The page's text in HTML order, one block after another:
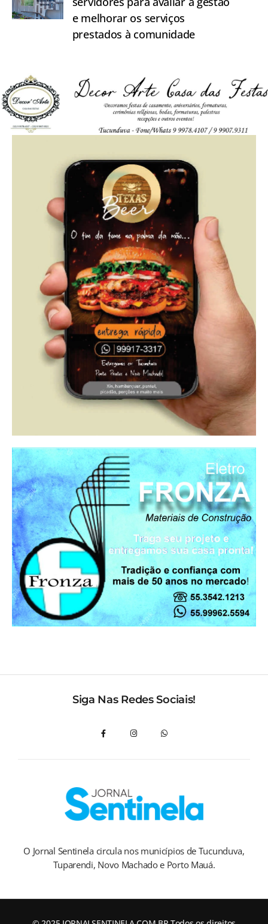
e melhorar os serviços
prestados à comunidade
Siga Nas Redes Sociais!
O Jornal Sentinela circula nos municípios de Tucunduva,
Tuparendi, Novo Machado e Porto Mauá.